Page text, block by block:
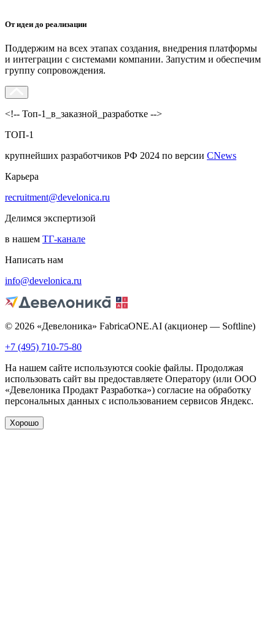
От идеи до реализации
Поддержим на всех этапах создания, внедрения платформы
и интеграции с системами компании. Запустим и обеспечим
группу сопровождения.
<!-- Топ-1_в_заказной_разработке -->
ТОП-1
крупнейших разработчиков РФ 2024 по версии CNews
Карьера
recruitment@develonica.ru
Делимся экспертизой
в нашем ТГ-канале
Написать нам
info@develonica.ru
© 2026 «Девелоника» FabricaONE.AI (акционер — Softline)
+7 (495) 710-75-80
На нашем сайте используются cookie файлы. Продолжая
использовать сайт вы предоставляете Оператору (или ООО
«Девелоника Продакт Разработка») согласие на обработку
персональных данных с использованием сервисов Яндекс.
Хорошо